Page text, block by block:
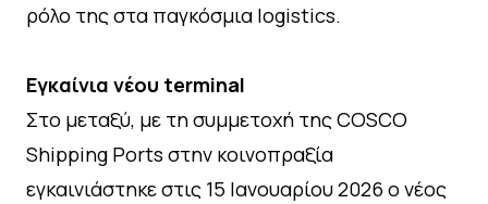
ρόλο της στα παγκόσμια logistics.
Εγκαίνια νέου terminal
Στο μεταξύ, με τη συμμετοχή της COSCO
Shipping Ports στην κοινοπραξία
εγκαινιάστηκε στις 15 Ιανουαρίου 2026 ο νέος